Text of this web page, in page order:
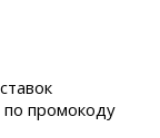
промокоду